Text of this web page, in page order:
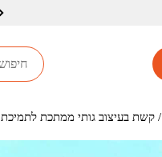
/ קשת בעיצוב גותי ממתכת לתמיכת צמחים